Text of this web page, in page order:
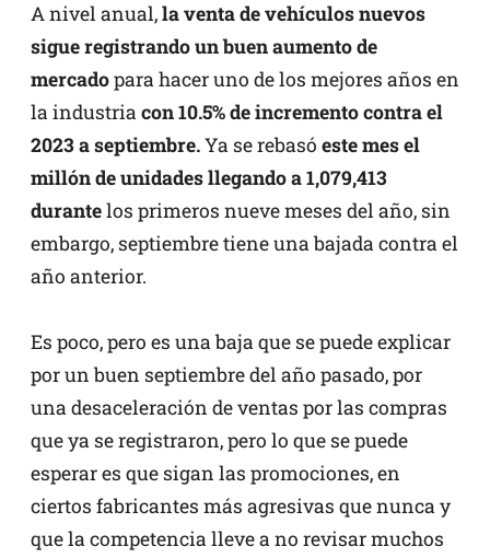
A nivel anual,la venta de vehículos nuevos
sigue registrando un buen aumento de
mercadopara hacer uno de los mejores años en
la industria con 10.5% de incremento contra el
2023 a septiembre.Ya se rebasó este mes el
millón de unidades llegando a 1,079,413
durantelos primeros nueve meses del año, sin
embargo, septiembre tiene una bajada contra el
año anterior.
Es poco, pero es una baja que se puede explicar
por un buen septiembre del año pasado, por
una desaceleración de ventas por las compras
que ya se registraron, pero lo que se puede
esperar es que sigan las promociones, en
ciertos fabricantes más agresivas que nunca y
que la competencia lleve a no revisar muchos